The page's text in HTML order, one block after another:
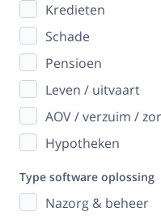
Kredieten
Schade
Pensioen
Leven / uitvaart
AOV / verzuim /
Hypotheken
Type software oplossing
Nazorg & beheer